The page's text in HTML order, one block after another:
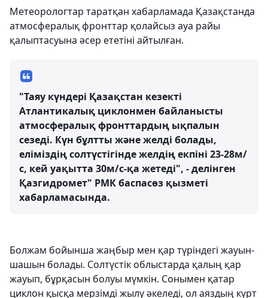
Метеорологтар таратқан хабарламада Қазақстанда
атмосфералық фронттар қолайсыз ауа райы
қалыптасуына әсер ететіні айтылған.
"Таяу күндері Қазақстан кезекті
Атлантикалық циклонмен байланысты
атмосфералық фронттардың ықпалын
сезеді. Күн бұлтты және желді болады,
еліміздің солтүстігінде желдің екпіні 23-28м/
с, кей уақытта 30м/с-қа жетеді", - делінген
Қазгидромет" РМК баспасөз қызметі
хабарламасында.
Болжам бойынша жаңбыр мен қар түріндегі жауын-
шашын болады. Солтүстік облыстарда қалың қар
жауып, бұрқасын болуы мүмкін. Сонымен қатар
циклон қысқа мерзімді жылу әкеледі, ол аяздың күрт